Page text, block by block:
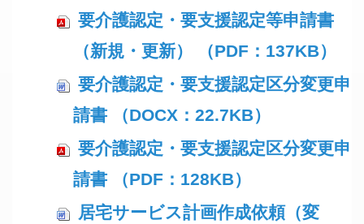
要介護認定・要支援認定等申請書
（新規・更新） （PDF：137KB）
要介護認定・要支援認定区分変更申
請書 （DOCX：22.7KB）
要介護認定・要支援認定区分変更申
請書 （PDF：128KB）
居宅サービス計画作成依頼（変